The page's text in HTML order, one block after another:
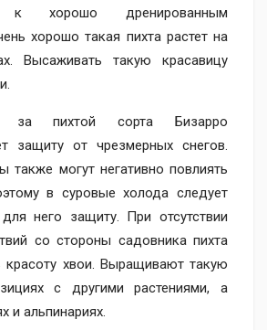
к хорошо дренированным
хорошо такая пихта растет на
Высаживать такую красавицу
за пихтой сорта Бизарро
защиту от чрезмерных снегов.
также могут негативно повлиять
в суровые холода следует
него защиту. При отсутствии
со стороны садовника пихта
красоту хвои. Выращивают такую
с другими растениями, а
и альпинариях.